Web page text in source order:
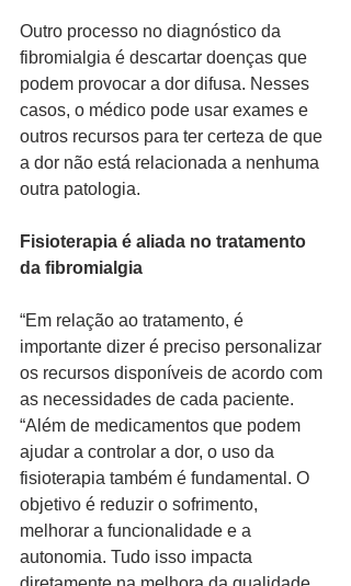
Outro processo no diagnóstico da
fibromialgia é descartar doenças que
podem provocar a dor difusa. Nesses
casos, o médico pode usar exames e
outros recursos para ter certeza de que
a dor não está relacionada a nenhuma
outra patologia.
Fisioterapia é aliada no tratamento
da fibromialgia
“Em relação ao tratamento, é
importante dizer é preciso personalizar
os recursos disponíveis de acordo com
as necessidades de cada paciente.
“Além de medicamentos que podem
ajudar a controlar a dor, o uso da
fisioterapia também é fundamental. O
objetivo é reduzir o sofrimento,
melhorar a funcionalidade e a
autonomia. Tudo isso impacta